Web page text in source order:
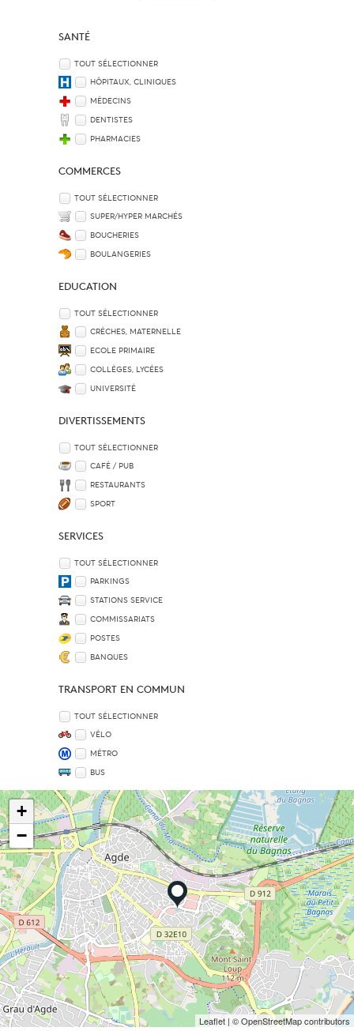
SANTÉ
TOUT SÉLECTIONNER
HÔPITAUX, CLINIQUES
MÉDECINS
DENTISTES
PHARMACIES
COMMERCES
TOUT SÉLECTIONNER
SUPER/HYPER MARCHÉS
BOUCHERIES
BOULANGERIES
EDUCATION
TOUT SÉLECTIONNER
CRÈCHES, MATERNELLE
ECOLE PRIMAIRE
COLLÈGES, LYCÉES
UNIVERSITÉ
DIVERTISSEMENTS
TOUT SÉLECTIONNER
CAFÉ / PUB
RESTAURANTS
SPORT
SERVICES
TOUT SÉLECTIONNER
PARKINGS
STATIONS SERVICE
COMMISSARIATS
POSTES
BANQUES
TRANSPORT EN COMMUN
TOUT SÉLECTIONNER
VÉLO
MÉTRO
BUS
+
−
Leaflet | © OpenStreetMap contributors